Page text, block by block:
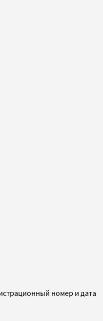
номер и дата